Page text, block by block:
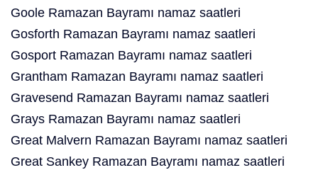
Goole Ramazan Bayramı namaz saatleri
Gosforth Ramazan Bayramı namaz saatleri
Gosport Ramazan Bayramı namaz saatleri
Grantham Ramazan Bayramı namaz saatleri
Gravesend Ramazan Bayramı namaz saatleri
Grays Ramazan Bayramı namaz saatleri
Great Malvern Ramazan Bayramı namaz saatleri
Great Sankey Ramazan Bayramı namaz saatleri